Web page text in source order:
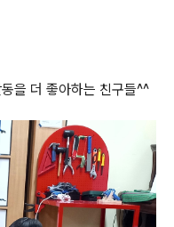
을 더 좋아하는 친구들^^